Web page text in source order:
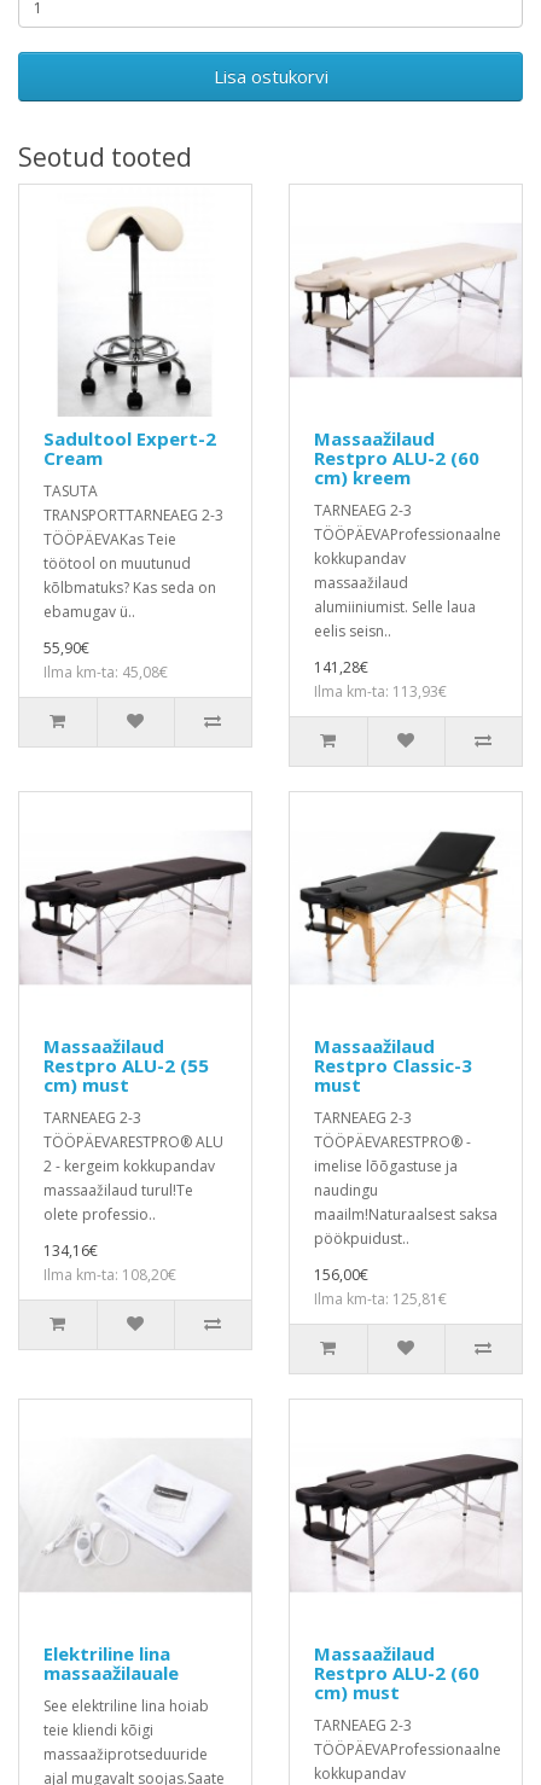
Lisa ostukorvi
Seotud tooted
Sadultool Expert-2
Cream
TASUTA
TRANSPORTTARNEAEG 2-3
TÖÖPÄEVAKas Teie
töötool on muutunud
kõlbmatuks? Kas seda on
ebamugav ü..
55,90€
Ilma km-ta: 45,08€
Massaažilaud
Restpro ALU-2 (60
cm) kreem
TARNEAEG 2-3
TÖÖPÄEVAProfessionaalne
kokkupandav
massaažilaud
alumiiniumist. Selle laua
eelis seisn..
141,28€
Ilma km-ta: 113,93€
Massaažilaud
Restpro ALU-2 (55
cm) must
TARNEAEG 2-3
TÖÖPÄEVARESTPRO® ALU
2 - kergeim kokkupandav
massaažilaud turul!Te
olete professio..
134,16€
Ilma km-ta: 108,20€
Massaažilaud
Restpro Classic-3
must
TARNEAEG 2-3
TÖÖPÄEVARESTPRO® -
imelise lõõgastuse ja
naudingu
maailm!Naturaalsest saksa
pöökpuidust..
156,00€
Ilma km-ta: 125,81€
Elektriline lina
massaažilauale
See elektriline lina hoiab
teie kliendi kõigi
massaažiprotseduuride
ajal mugavalt soojas.Saate
Massaažilaud
Restpro ALU-2 (60
cm) must
TARNEAEG 2-3
TÖÖPÄEVAProfessionaalne
kokkupandav